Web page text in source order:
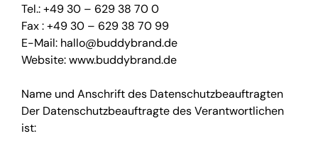
Tel.: +49 30 – 629 38 70 0
Fax : +49 30 – 629 38 70 99
E-Mail: hallo@buddybrand.de
Website: www.buddybrand.de
Name und Anschrift des Datenschutzbeauftragten
Der Datenschutzbeauftragte des Verantwortlichen
ist: